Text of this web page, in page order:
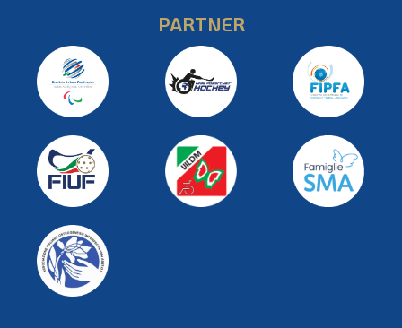
PARTNER